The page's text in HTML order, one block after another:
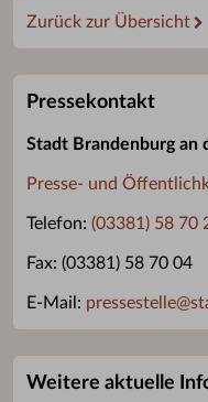
Zurück zur Übersicht
Pressekontakt
Stadt Brandenburg an
Presse- und
Telefon: (03381) 58 70
Fax: (03381) 58 70 04
E-Mail: pressestelle@
Weitere aktuelle